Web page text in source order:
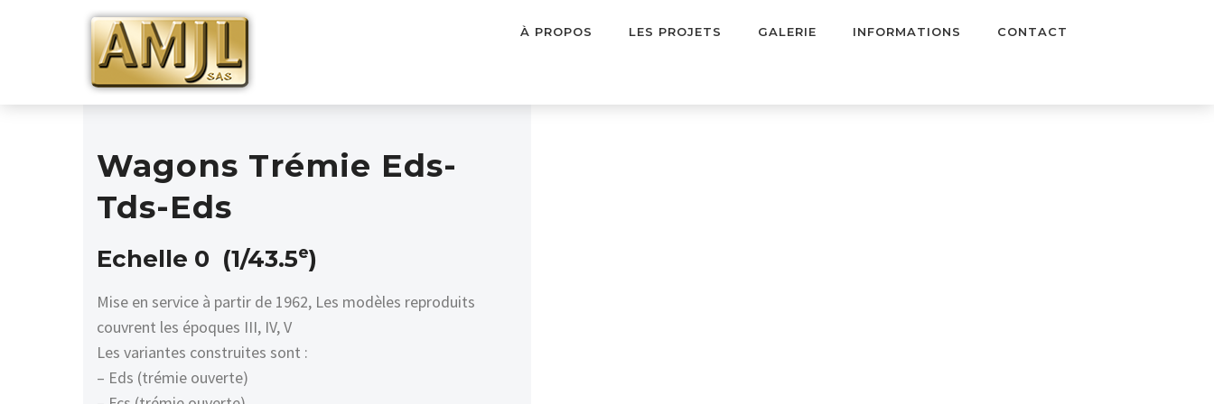
À PROPOS LES PROJETS GALERIE INFORMATIONS CONTACT
Wagons Trémie Eds-
Tds-Eds
Echelle 0 (1/43.5e)
Mise en service à partir de 1962, Les modèles reproduits
couvrent les époques III, IV, V
Les variantes construites sont :
– Eds (trémie ouverte)